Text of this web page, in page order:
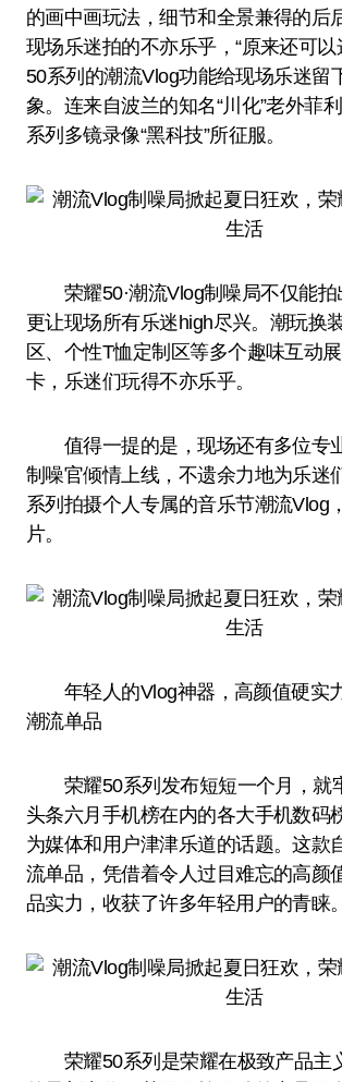
的画中画玩法，细节和全景兼得的后
现场乐迷拍的不亦乐乎，“原来还可以
50系列的潮流Vlog功能给现场乐迷留
象。连来自波兰的知名“川化”老外菲
系列多镜录像“黑科技”所征服。
荣耀50·潮流Vlog制噪局不仅能拍
更让现场所有乐迷high尽兴。潮玩换
区、个性T恤定制区等多个趣味互动
卡，乐迷们玩得不亦乐乎。
值得一提的是，现场还有多位专
制噪官倾情上线，不遗余力地为乐迷
系列拍摄个人专属的音乐节潮流Vlog
片。
年轻人的Vlog神器，高颜值硬实
潮流单品
荣耀50系列发布短短一个月，就
头条六月手机榜在内的各大手机数码
为媒体和用户津津乐道的话题。这款
流单品，凭借着令人过目难忘的高颜
品实力，收获了许多年轻用户的青睐。
荣耀50系列是荣耀在极致产品主